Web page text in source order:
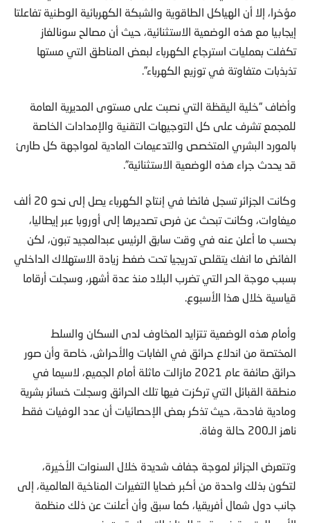
مؤخرا، إلا أن الهياكل الطاقوية والشبكة الكهربائية الوطنية تفاعلتا
إيجابيا مع هذه الوضعية الاستثنائية، حيث أن مصالح سونالغاز
تكفلت بعمليات استرجاع الكهرباء لبعض المناطق التي مستها
تذبذبات متفاوتة في توزيع الكهرباء”.
وأضاف “خلية اليقظة التي نصبت على مستوى المديرية العامة
للمجمع تشرف على كل التوجيهات التقنية والإمدادات الخاصة
بالمورد البشري المتخصص والتدعيمات المادية لمواجهة كل طارئ
قد يحدث جراء هذه الوضعية الاستثنائية”.
وكانت الجزائر تسجل فائضا في إنتاج الكهرباء يصل إلى نحو 20 ألف
ميغاوات، وكانت تبحث عن فرص تصديرها إلى أوروبا عبر إيطاليا،
بحسب ما أعلن عنه في وقت سابق الرئيس عبدالمجيد تبون، لكن
الفائض ما انفك يتقلص تدريجيا تحت ضغط زيادة الاستهلاك الداخلي
بسبب موجة الحر التي تضرب البلاد منذ عدة أشهر، وسجلت أرقاما
قياسية خلال هذا الأسبوع.
وأمام هذه الوضعية تتزايد المخاوف لدى السكان والسلط
المختصة من اندلاع حرائق في الغابات والأحراش، خاصة وأن صور
حرائق صائفة عام 2021 مازالت ماثلة أمام الجميع، لاسيما في
منطقة القبائل التي تركزت فيها تلك الحرائق وسجلت خسائر بشرية
ومادية فادحة، حيث تذكر بعض الإحصائيات أن عدد الوفيات فقط
ناهز الـ200 حالة وفاة.
وتتعرض الجزائر لموجة جفاف شديدة خلال السنوات الأخيرة،
لتكون بذلك واحدة من أكبر ضحايا التغيرات المناخية العالمية، إلى
جانب دول شمال أفريقيا، كما سبق وأن أعلنت عن ذلك منظمة